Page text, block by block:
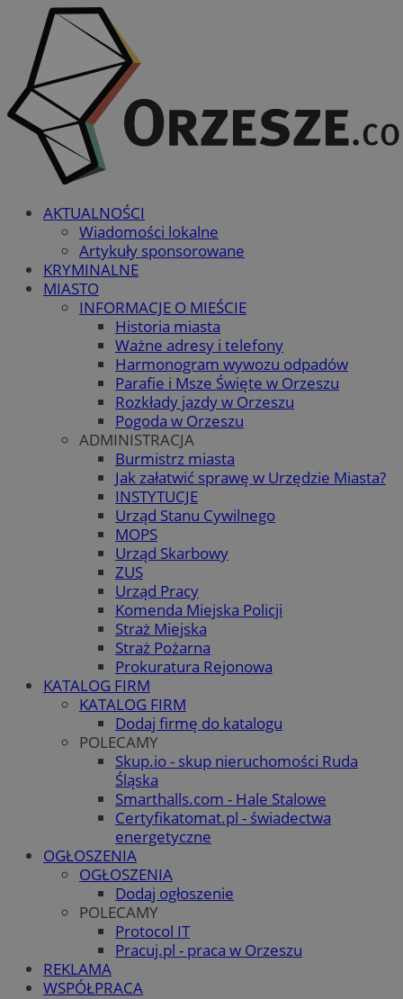
AKTUALNOŚCI
Wiadomości lokalne
Artykuły sponsorowane
KRYMINALNE
MIASTO
INFORMACJE O MIEŚCIE
Historia miasta
Ważne adresy i telefony
Harmonogram wywozu odpadów
Parafie i Msze Święte w Orzeszu
Rozkłady jazdy w Orzeszu
Pogoda w Orzeszu
ADMINISTRACJA
Burmistrz miasta
Jak załatwić sprawę w Urzędzie Miasta?
INSTYTUCJE
Urząd Stanu Cywilnego
MOPS
Urząd Skarbowy
ZUS
Urząd Pracy
Komenda Miejska Policji
Straż Miejska
Straż Pożarna
Prokuratura Rejonowa
KATALOG FIRM
KATALOG FIRM
Dodaj firmę do katalogu
POLECAMY
Skup.io - skup nieruchomości Ruda
Śląska
Smarthalls.com - Hale Stalowe
Certyfikatomat.pl - świadectwa
energetyczne
OGŁOSZENIA
OGŁOSZENIA
Dodaj ogłoszenie
POLECAMY
Protocol IT
Pracuj.pl - praca w Orzeszu
REKLAMA
WSPÓŁPRACA